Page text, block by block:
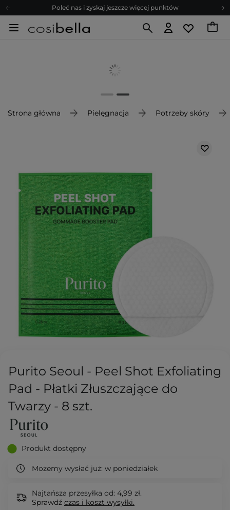
Poleć nas i zyskaj jeszcze więcej punktów
Zapisz się na newsletter pełen porad
Poleć nas i zyskaj jeszcze więcej punktów
Strona główna Pielęgnacja Potrzeby skóry
Purito Seoul - Peel Shot Exfoliating
Pad - Płatki Złuszczające do
Twarzy - 8 szt.
Produkt dostępny
Możemy wysłać już: w poniedziałek
Najtańsza przesyłka od: 4,99 zł.
Sprawdź czas i koszt wysyłki.